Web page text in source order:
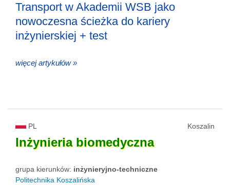
Transport w Akademii WSB jako
nowoczesna ścieżka do kariery
inżynierskiej + test
więcej artykułów »
PL Koszalin
Inżynieria biomedyczna
grupa kierunków: inżynieryjno-techniczne
Politechnika Koszalińska